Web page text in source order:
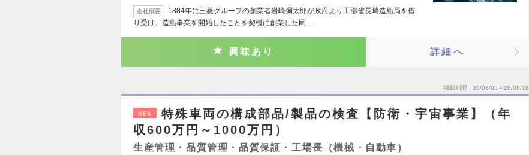
会社概要
1884年に三菱グループの創業者岩崎彌太郎が政府より工部省長崎造船局を借
り受け、造船事業を開始したことを契機に創業した同…
興味あり 詳細へ
掲載期間 26/08/05～26/08/18
NEW
特殊車両の構成部品/製品の検査【防衛・宇宙事業】（年
収600万円～1000万円）
生産管理・品質管理・品質保証・工場長（機械・自動車）